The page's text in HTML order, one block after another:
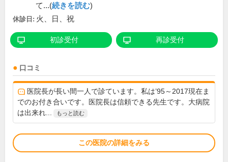
て...(続きを読む)
休診日: 火、日、祝
初診受付 再診受付
口コミ
医院長が長い間一人で診ています。私は’95～2017現在ま
でのお付き合いです。医院長は信頼できる先生です。大病院
は出来れ...
もっと読む
この医院の詳細をみる